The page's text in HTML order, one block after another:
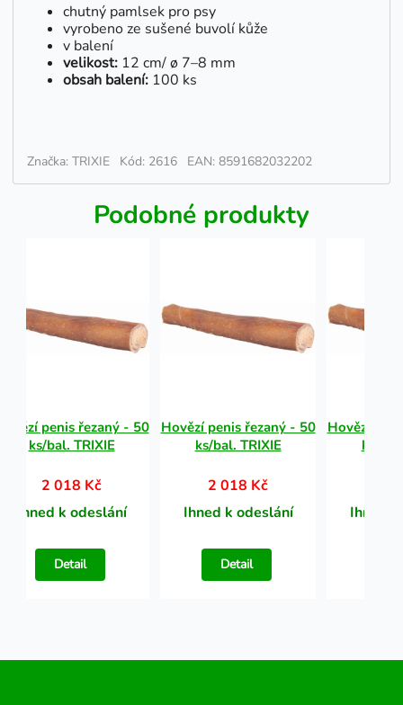
chutný pamlsek pro psy
vyrobeno ze sušené buvolí kůže
v balení
velikost: 12 cm/ ø 7–8 mm
obsah balení: 100 ks
Značka: TRIXIE Kód: 2616 EAN: 8591682032202
Podobné produkty
penis řezaný - 50
ks/bal. TRIXIE
2 018 Kč
Ihned k odeslání
Detail
Hovězí penis řezaný - 50
ks/bal. TRIXIE
2 018 Kč
Ihned k odeslání
Detail
Hovězí
ks/
Ihned